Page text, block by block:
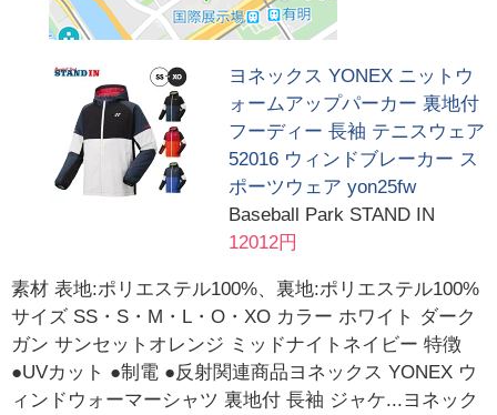
ヨネックス YONEX ニットウ
ォームアップパーカー 裏地付
フーディー 長袖 テニスウェア
52016 ウィンドブレーカー ス
ポーツウェア yon25fw
Baseball Park STAND IN
12012円
素材 表地:ポリエステル100%、裏地:ポリエステル100%
サイズ SS・S・M・L・O・XO カラー ホワイト ダーク
ガン サンセットオレンジ ミッドナイトネイビー 特徴
●UVカット ●制電 ●反射関連商品ヨネックス YONEX ウ
ィンドウォーマーシャツ 裏地付 長袖 ジャケ...ヨネック